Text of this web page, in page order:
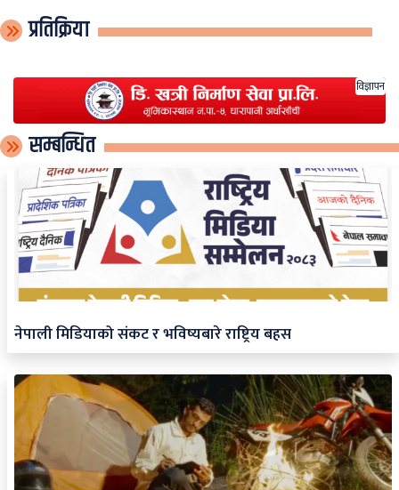
प्रतिक्रिया
विज्ञापन
सम्बन्धित
नेपाली मिडियाको संकट र भविष्यबारे राष्ट्रिय बहस